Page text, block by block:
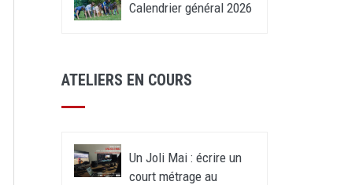
Calendrier général 2026
ATELIERS EN COURS
Un Joli Mai : écrire un
court métrage au